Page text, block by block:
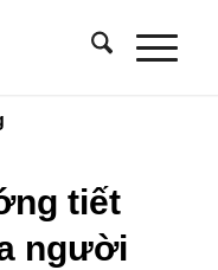
tiết
người